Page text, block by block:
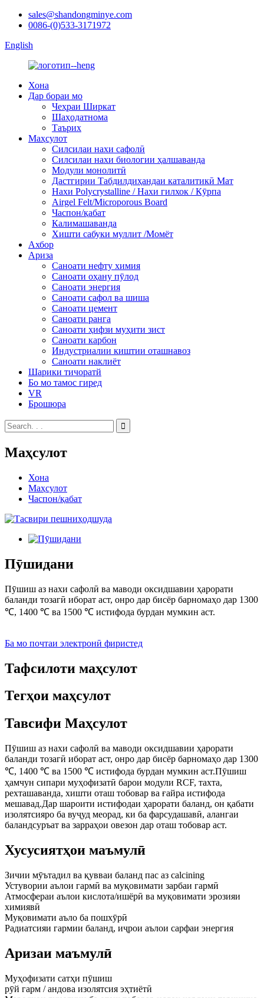
sales@shandongminye.com
0086-(0)533-3171972
English
Хона
Дар бораи мо
Чеҳраи Ширкат
Шаҳодатнома
Таърих
Маҳсулот
Силсилаи нахи сафолӣ
Силсилаи нахи биологии ҳалшаванда
Модули монолитӣ
Дастгирии Табдилдиҳандаи каталитикӣ Мат
Нахи Polycrystalline / Нахи гилхок / Кӯрпа
Airgel Felt/Microporous Board
Часпон/қабат
Калимашаванда
Хишти сабуки муллит /Момёт
Ахбор
Ариза
Саноати нефту химия
Саноати оҳану пӯлод
Саноати энергия
Саноати сафол ва шиша
Саноати цемент
Саноати ранга
Саноати ҳифзи муҳити зист
Саноати карбон
Индустриалии киштии оташнавоз
Саноати наклиёт
Шарики тичоратй
Бо мо тамос гиред
VR
Брошюра
Маҳсулот
Хона
Маҳсулот
Часпон/қабат
Пӯшидани
Пӯшиш аз нахи сафолӣ ва маводи оксидшавии ҳарорати
баланди тозагӣ иборат аст, онро дар бисёр барномаҳо дар 1300
℃, 1400 ℃ ва 1500 ℃ истифода бурдан мумкин аст.
Ба мо почтаи электронӣ фиристед
Тафсилоти маҳсулот
Тегҳои маҳсулот
Тавсифи Маҳсулот
Пӯшиш аз нахи сафолӣ ва маводи оксидшавии ҳарорати
баланди тозагӣ иборат аст, онро дар бисёр барномаҳо дар 1300
℃, 1400 ℃ ва 1500 ℃ истифода бурдан мумкин аст.Пӯшиш
ҳамчун сипари муҳофизатӣ барои модули RCF, тахта,
рехташаванда, хишти оташ тобовар ва ғайра истифода
мешавад.Дар шароити истифодаи ҳарорати баланд, он қабати
изолятсияро ба вуҷуд меорад, ки ба фарсудашавӣ, алангаи
баландсуръат ва зарраҳои овезон дар оташ тобовар аст.
Хусусиятҳои маъмулӣ
Зичии мӯътадил ва қувваи баланд пас аз calcining
Устувории аълои гармӣ ва муқовимати зарбаи гармӣ
Атмосфераи аълои кислота/ишёрӣ ва муқовимати эрозияи
химиявӣ
Муқовимати аъло ба пошхӯрӣ
Радиатсияи гармии баланд, иҷрои аълои сарфаи энергия
Аризаи маъмулӣ
Муҳофизати сатҳи пӯшиш
рӯй гарм / андова изолятсия эҳтиётӣ